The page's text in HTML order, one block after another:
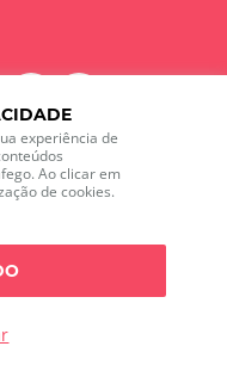
experiência de
Ao clicar em
de cookies.
BR
Florida 33131
sociais